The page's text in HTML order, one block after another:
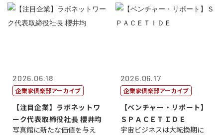
2026.06.18
企業家倶楽部アーカイブ
【注目企業】ラボネットワ
ーク代表取締役社長 櫻井均
写真館に新たな価値を与え
2026.06.17
企業家倶楽部アーカイブ
【ベンチャー・リポート】
ＳＰＡＣＥＴＩＤＥ
宇宙ビジネスは大転換期に